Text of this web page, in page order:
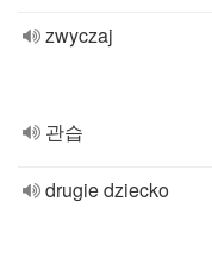
zwyczaj
관습
drugie dziecko